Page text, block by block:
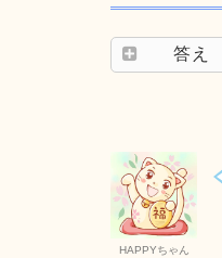
答え
HAPPYちゃん